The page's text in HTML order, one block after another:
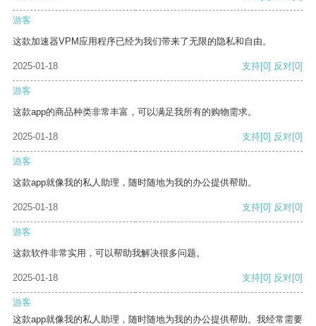
游客
这款加速器VPM应用程序已经为我们带来了无限的隐私和自由。
2025-01-18 支持[0] 反对[0]
游客
这款app的商品种类非常丰富，可以满足我所有的购物需求。
2025-01-18 支持[0] 反对[0]
游客
这款app就像我的私人助理，随时随地为我的办公提供帮助。
2025-01-18 支持[0] 反对[0]
游客
这款软件非常实用，可以帮助我解决很多问题。
2025-01-18 支持[0] 反对[0]
游客
这款app就像我的私人助理，随时随地为我的办公提供帮助。我经常需要